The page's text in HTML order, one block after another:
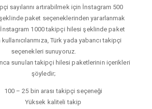
sayılarını artırabilmek için İnstagram 500
paket seçeneklerinden yararlanmak
1000 takipçi hilesi şeklinde paket
Türk yada yabancı takipçi
seçenekleri sunuyoruz.
sunulan takipçi hilesi paketlerinin içerikleri
şöyledir;
100 – 25 bin arası takipçi seçeneği
Yüksek kaliteli takip